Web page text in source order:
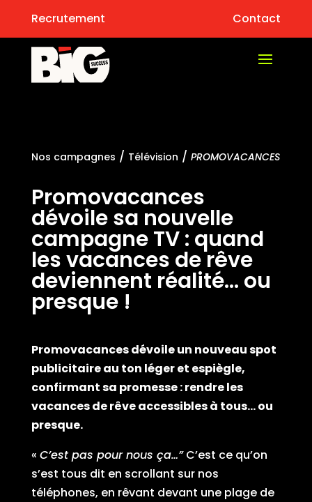
Recrutement Contact
Nos campagnes / Télévision / PROMOVACANCES
Promovacances
dévoile sa nouvelle
campagne TV : quand
les vacances de rêve
deviennent réalité… ou
presque !
Promovacances dévoile un nouveau spot
publicitaire au ton léger et espiègle,
confirmant sa promesse : rendre les
vacances de rêve accessibles à tous… ou
presque.
« C’est pas pour nous ça…”C’est ce qu’on
s’est tous dit en scrollant sur nos
téléphones, en rêvant devant une plage de